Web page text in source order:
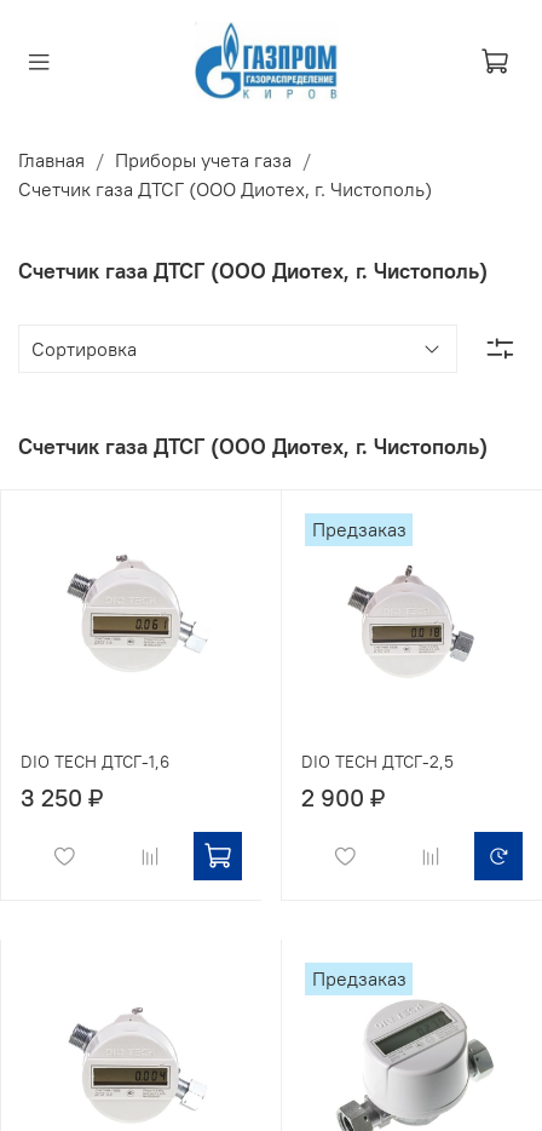
Главная
Приборы учета газа
Счетчик газа ДТСГ (ООО Диотех, г. Чистополь)
Счетчик газа ДТСГ (ООО Диотех, г. Чистополь)
Счетчик газа ДТСГ (ООО Диотех, г. Чистополь)
DIO TECH ДТСГ-1,6
3 250 ₽
Предзаказ
DIO TECH ДТСГ-2,5
2 900 ₽
Предзаказ